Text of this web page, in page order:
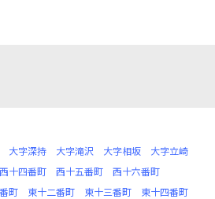
大字深持 大字滝沢 大字相坂
大字立崎
西十四番町 西十五番町
西十六番町
町 東十二番町 東十三番町
東十四番町